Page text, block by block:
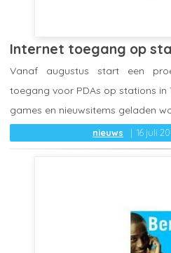
Internet toegang op
nieuws 16 juli
Vanaf augustus start een
toegang voor PDAs op stations in
games en nieuwsitems geladen